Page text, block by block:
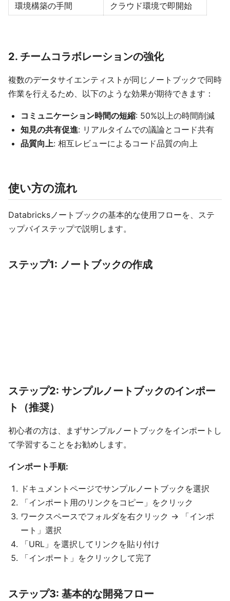
環境構築の手間 クラウド環境で即開始
2. チームコラボレーションの強化
複数のデータサイエンティストが同じノートブックで同時
作業を行えるため、以下のような効果が期待できます：
コミュニケーション時間の短縮: 50%以上の時間削減
知見の共有促進: リアルタイムでの議論とコード共有
品質向上: 相互レビューによるコード品質の向上
使い方の流れ
Databricksノートブックの基本的な使用フローを、ステ
ップバイステップで説明します。
ステップ1: ノートブックの作成
ステップ2: サンプルノートブックのインポー
ト（推奨）
初心者の方は、まずサンプルノートブックをインポートし
て学習することをお勧めします。
インポート手順:
ドキュメントページでサンプルノートブックを選択
「インポート用のリンクをコピー」をクリック
ワークスペースでフォルダを右クリック → 「インポ
ート」選択
「URL」を選択してリンクを貼り付け
「インポート」をクリックして完了
ステップ3: 基本的な開発フロー